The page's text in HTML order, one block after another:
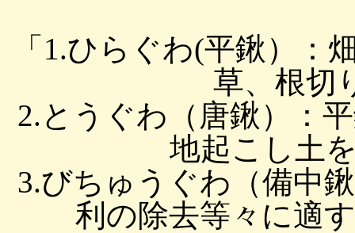
「1.ひらぐわ(平鍬）：
草、根切
2.とうぐわ（唐鍬）：
地起こし土
3.びちゅうぐわ（備中
利の除去等々に適